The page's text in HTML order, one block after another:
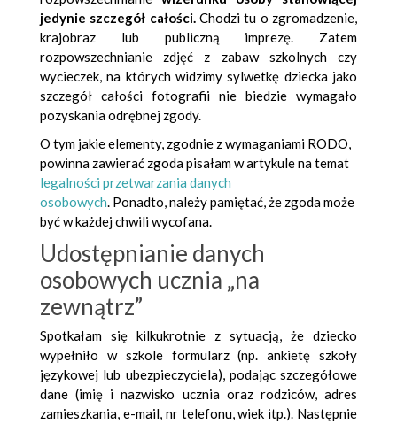
jedynie szczegół całości.Chodzi tu o zgromadzenie,
krajobraz lub publiczną imprezę. Zatem
rozpowszechnianie zdjęć z zabaw szkolnych czy
wycieczek, na których widzimy sylwetkę dziecka jako
szczegół całości fotografii nie biedzie wymagało
pozyskania odrębnej zgody.
O tym jakie elementy, zgodnie z wymaganiami RODO,
powinna zawierać zgoda pisałam w artykule na temat
legalności przetwarzania danych
osobowych. Ponadto, należy pamiętać, że zgoda może
być w każdej chwili wycofana.
Udostępnianie danych
osobowych ucznia „na
zewnątrz”
Spotkałam się kilkukrotnie z sytuacją, że dziecko
wypełniło w szkole formularz (np. ankietę szkoły
językowej lub ubezpieczyciela), podając szczegółowe
dane (imię i nazwisko ucznia oraz rodziców, adres
zamieszkania, e-mail, nr telefonu, wiek itp.). Następnie